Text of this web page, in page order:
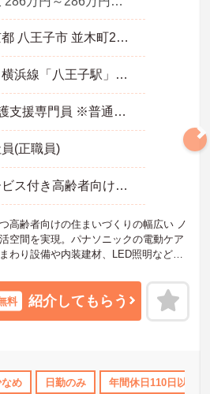
資格取得サポート 研修制度あり
東京都 八王子市 並木町23-22
ＪＲ横浜線「八王子駅」徒歩16分
■介護支援専門員 ※普通自動車免許（ＡＴ限定可）必須
(正職員)
サービス付き高齢者向け住宅（サ高住）
高齢者向けの住まいづくりの幅広い ノ
空間を実現。パナソニックの電動ケア
わり設備や内装建材、LED照明などを
にお問い合わせください。
料 紹介してもらう
め 日勤のみ 年間休日110日以上